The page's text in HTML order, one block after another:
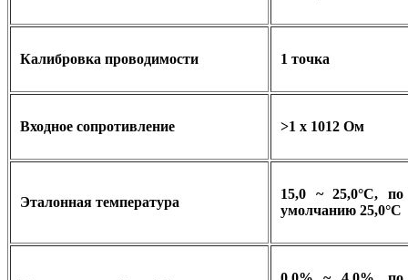
Калибровка проводимости 1 точка
Входное сопротивление >1 x 1012 Ом
Эталонная температура
15,0 ~ 25,0°C, по
умолчанию 25,0°C